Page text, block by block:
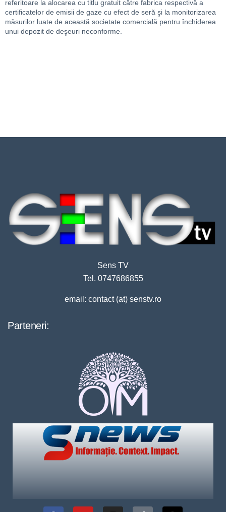
referitoare la alocarea cu titlu gratuit către fabrica respectivă a
certificatelor de emisii de gaze cu efect de seră şi la monitorizarea
măsurilor luate de această societate comercială pentru închiderea
unui depozit de deşeuri neconforme.
Sens TV
Tel. 0747686855
email: contact (at) senstv.ro
Parteneri: